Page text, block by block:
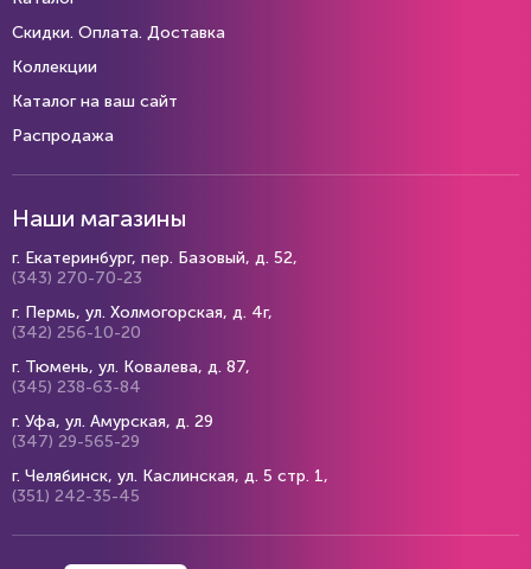
Скидки. Оплата. Доставка
Коллекции
Каталог на ваш сайт
Распродажа
Наши магазины
г. Екатеринбург, пер. Базовый, д. 52,
(343) 270-70-23
г. Пермь, ул. Холмогорская, д. 4г,
(342) 256-10-20
г. Тюмень, ул. Ковалева, д. 87,
(345) 238-63-84
г. Уфа, ул. Амурская, д. 29
(347) 29-565-29
г. Челябинск, ул. Каслинская, д. 5 стр. 1,
(351) 242-35-45